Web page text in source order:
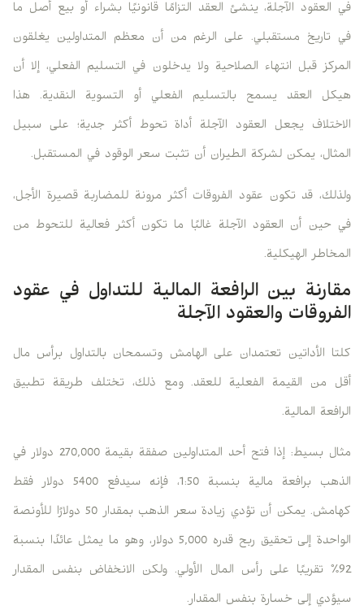
في العقود الآجلة، ينشئ العقد التزامًا قانونيًا بشراء أو بيع أصل ما
في تاريخ مستقبلي. على الرغم من أن معظم المتداولين يغلقون
المركز قبل انتهاء الصلاحية ولا يدخلون في التسليم الفعلي، إلا أن
هيكل العقد يسمح بالتسليم الفعلي أو التسوية النقدية. هذا
الاختلاف يجعل العقود الآجلة أداة تحوط أكثر جدية؛ على سبيل
المثال، يمكن لشركة الطيران أن تثبت سعر الوقود في المستقبل.
ولذلك، قد تكون عقود الفروقات أكثر مرونة للمضاربة قصيرة الأجل،
في حين أن العقود الآجلة غالبًا ما تكون أكثر فعالية للتحوط من
المخاطر الهيكلية.
مقارنة بين الرافعة المالية للتداول في عقود
الفروقات والعقود الآجلة
كلتا الأداتين تعتمدان على الهامش وتسمحان بالتداول برأس مال
أقل من القيمة الفعلية للعقد. ومع ذلك، تختلف طريقة تطبيق
الرافعة المالية.
مثال بسيط: إذا فتح أحد المتداولين صفقة بقيمة 270,000 دولار في
الذهب برافعة مالية بنسبة 1:50، فإنه سيدفع 5400 دولار فقط
كهامش. يمكن أن تؤدي زيادة سعر الذهب بمقدار 50 دولارًا للأونصة
الواحدة إلى تحقيق ربح قدره 5,000 دولار، وهو ما يمثل عائدًا بنسبة
92% تقريبًا على رأس المال الأولي. ولكن الانخفاض بنفس المقدار
سيؤدي إلى خسارة بنفس المقدار.